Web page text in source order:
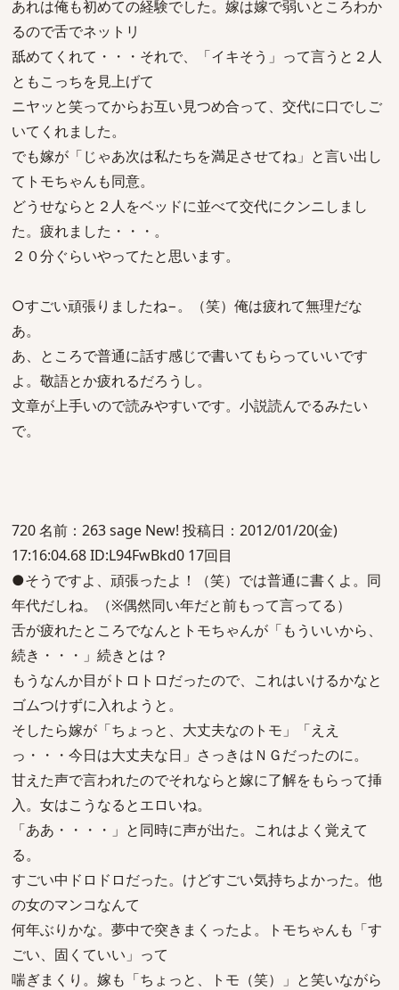
あれは俺も初めての経験でした。嫁は嫁で弱いところわか
るので舌でネットリ
舐めてくれて・・・それで、「イキそう」って言うと２人
ともこっちを見上げて
ニヤッと笑ってからお互い見つめ合って、交代に口でしご
いてくれました。
でも嫁が「じゃあ次は私たちを満足させてね」と言い出し
てトモちゃんも同意。
どうせならと２人をベッドに並べて交代にクンニしまし
た。疲れました・・・。
２０分ぐらいやってたと思います。
○すごい頑張りましたね−。（笑）俺は疲れて無理だな
あ。
あ、ところで普通に話す感じで書いてもらっていいです
よ。敬語とか疲れるだろうし。
文章が上手いので読みやすいです。小説読んでるみたい
で。
720 名前：263 sage New! 投稿日：2012/01/20(金)
17:16:04.68 ID:L94FwBkd0 17回目
●そうですよ、頑張ったよ！（笑）では普通に書くよ。同
年代だしね。（※偶然同い年だと前もって言ってる）
舌が疲れたところでなんとトモちゃんが「もういいから、
続き・・・」続きとは？
もうなんか目がトロトロだったので、これはいけるかなと
ゴムつけずに入れようと。
そしたら嫁が「ちょっと、大丈夫なのトモ」「ええ
っ・・・今日は大丈夫な日」さっきはＮＧだったのに。
甘えた声で言われたのでそれならと嫁に了解をもらって挿
入。女はこうなるとエロいね。
「ああ・・・・」と同時に声が出た。これはよく覚えて
る。
すごい中ドロドロだった。けどすごい気持ちよかった。他
の女のマンコなんて
何年ぶりかな。夢中で突きまくったよ。トモちゃんも「す
ごい、固くていい」って
喘ぎまくり。嫁も「ちょっと、トモ（笑）」と笑いながら